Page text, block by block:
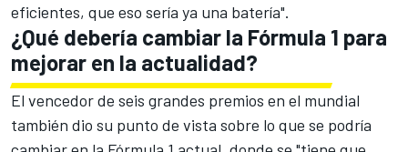
eficientes, que eso sería ya una batería".
¿Qué debería cambiar la Fórmula 1 para
mejorar en la actualidad?
El vencedor de seis grandes premios en el mundial
también dio su punto de vista sobre lo que se podría